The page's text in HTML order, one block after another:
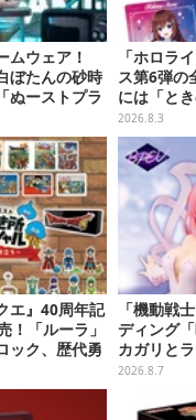
ムウェア！
ぼたんの砂時
ぬーストプラ
プライズ順次
「ホロラ
ス第6弾の
には「と
キ」ら30
り
2026.8.3
エ』40周年記
！「ルーラ」
ック、歴代勇
ュアなど、
景品盛りだく
「機動戦
ディング
カガリと
がプライズ
2026.8.7